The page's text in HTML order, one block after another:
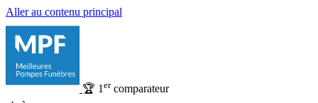
Aller au contenu principal
🏆 1 ercomparateur